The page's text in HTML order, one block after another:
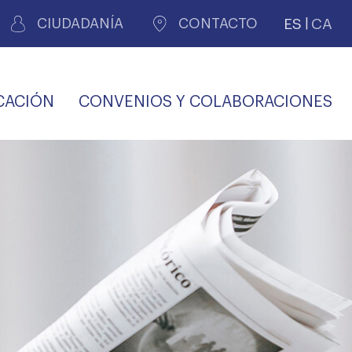
CIUDADANÍA CONTACTO ES CA
CONVENIOS Y COLABORACIONES
PERSONAL LABORAL
COMLL
SALUD Y APOYO AL
AGENCIA DE
VIDA
PROFESIONAL
OFERTAS Y
TRANSPARENCIA
TRÁMITES CONSULTA
MÉDICA